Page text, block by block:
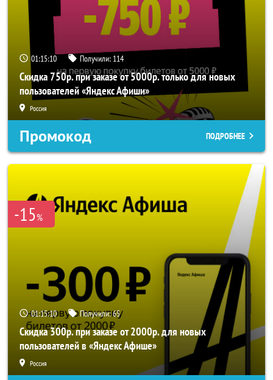
01:15:10 Получили: 114
Скидка 750р. при заказе от 5000р. только для новых
пользователей «Яндекс Афиши»
Россия
Промокод ПОДРОБНЕЕ
-15%
01:15:10 Получили:65
Скидка 300р. при заказе от 2000р. для новых
пользователей в «Яндекс Афише»
Россия